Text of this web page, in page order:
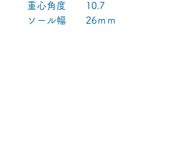
重心角度　　10.7
ソール幅　　26ｍｍ